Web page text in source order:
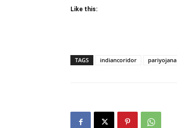
Like this:
TAGS indiancoridor pariyojana